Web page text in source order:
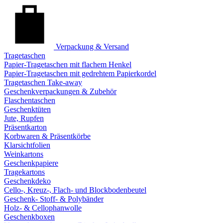
Verpackung & Versand
Tragetaschen
Papier-Tragetaschen mit flachem Henkel
Papier-Tragetaschen mit gedrehtem Papierkordel
Tragetaschen Take-away
Geschenkverpackungen & Zubehör
Flaschentaschen
Geschenktüten
Jute, Rupfen
Präsentkarton
Korbwaren & Präsentkörbe
Klarsichtfolien
Weinkartons
Geschenkpapiere
Tragekartons
Geschenkdeko
Cello-, Kreuz-, Flach- und Blockbodenbeutel
Geschenk- Stoff- & Polybänder
Holz- & Cellophanwolle
Geschenkboxen